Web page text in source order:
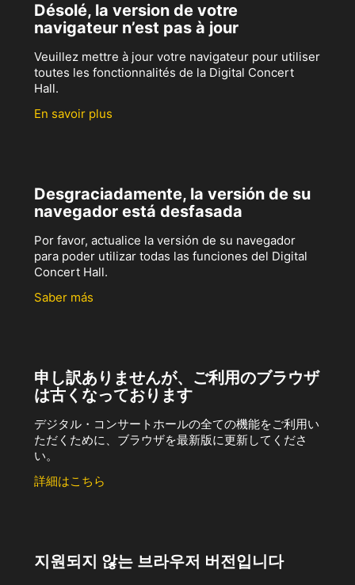
Désolé, la version de votre
navigateur n’est pas à jour
Veuillez mettre à jour votre navigateur pour utiliser
toutes les fonctionnalités de la Digital Concert
Hall.
En savoir plus
Desgraciadamente, la versión de su
navegador está desfasada
Por favor, actualice la versión de su navegador
para poder utilizar todas las funciones del Digital
Concert Hall.
Saber más
申し訳ありませんが、ご利用のブラウザ
は古くなっております
デジタル・コンサートホールの全ての機能をご利用い
ただくために、ブラウザを最新版に更新してくださ
い。
詳細はこちら
지원되지 않는 브라우저 버전입니다